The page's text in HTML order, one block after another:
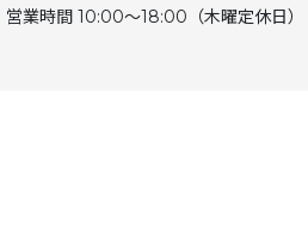
営業時間 10:00〜18:00（木曜定休日）